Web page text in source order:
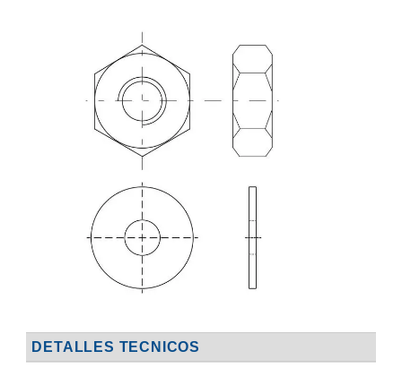
DETALLES TECNICOS